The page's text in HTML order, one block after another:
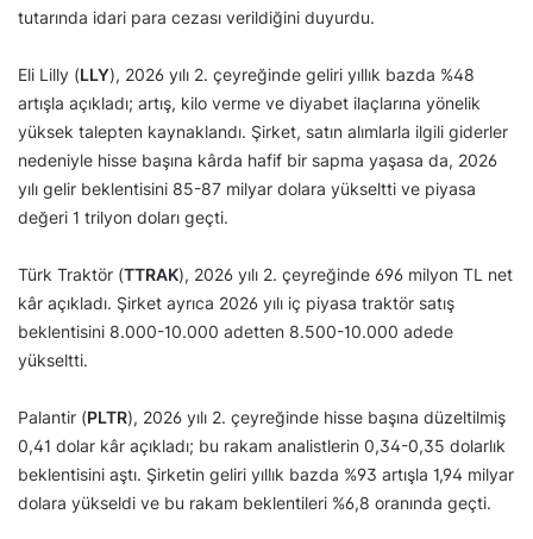
tutarında idari para cezası verildiğini duyurdu.
Eli Lilly (LLY), 2026 yılı 2. çeyreğinde geliri yıllık bazda %48
artışla açıkladı; artış, kilo verme ve diyabet ilaçlarına yönelik
yüksek talepten kaynaklandı. Şirket, satın alımlarla ilgili giderler
nedeniyle hisse başına kârda hafif bir sapma yaşasa da, 2026
yılı gelir beklentisini 85-87 milyar dolara yükseltti ve piyasa
değeri 1 trilyon doları geçti.
Türk Traktör (TTRAK), 2026 yılı 2. çeyreğinde 696 milyon TL net
kâr açıkladı. Şirket ayrıca 2026 yılı iç piyasa traktör satış
beklentisini 8.000-10.000 adetten 8.500-10.000 adede
yükseltti.
Palantir (PLTR), 2026 yılı 2. çeyreğinde hisse başına düzeltilmiş
0,41 dolar kâr açıkladı; bu rakam analistlerin 0,34-0,35 dolarlık
beklentisini aştı. Şirketin geliri yıllık bazda %93 artışla 1,94 milyar
dolara yükseldi ve bu rakam beklentileri %6,8 oranında geçti.